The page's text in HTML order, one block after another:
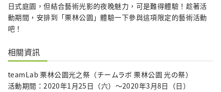
日式庭園，但結合藝術光影的夜晚魅力，可是難得體驗！趁著活
動期間，安排到「栗林公園」體驗一下參與這項限定的藝術活動
吧！
相關資訊
teamLab 栗林公園光之祭（チームラボ 栗林公園 光の祭）
活動期間：2020年1月25日（六）～2020年3月8日（日）